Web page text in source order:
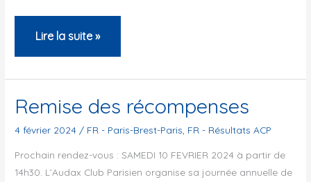
Voeux
et
des
récompenses
2025
Lire la suite »
Remise des récompenses
4 février 2024 / FR - Paris-Brest-Paris FR - Résultats ACP
Prochain rendez-vous : SAMEDI 10 FEVRIER 2024 à partir de
14h30. L’Audax Club Parisien organise sa journée annuelle de